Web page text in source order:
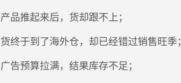
产品推起来后，货却跟不上；
货终于到了海外仓，却已经错过销售旺季；
广告预算拉满，结果库存不足；